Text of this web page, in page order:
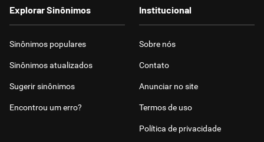
Explorar Sinônimos
Sinônimos populares
Sinônimos atualizados
Sugerir sinônimos
Encontrou um erro?
Institucional
Sobre nós
Contato
Anunciar no site
Termos de uso
Política de privacidade